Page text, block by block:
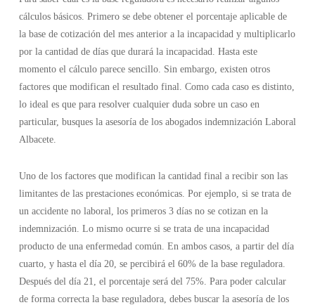
cálculos básicos. Primero se debe obtener el porcentaje aplicable de
la base de cotización del mes anterior a la incapacidad y multiplicarlo
por la cantidad de días que durará la incapacidad. Hasta este
momento el cálculo parece sencillo. Sin embargo, existen otros
factores que modifican el resultado final. Como cada caso es distinto,
lo ideal es que para resolver cualquier duda sobre un caso en
particular, busques la asesoría de los abogados indemnización Laboral
Albacete.
Uno de los factores que modifican la cantidad final a recibir son las
limitantes de las prestaciones económicas. Por ejemplo, si se trata de
un accidente no laboral, los primeros 3 días no se cotizan en la
indemnización. Lo mismo ocurre si se trata de una incapacidad
producto de una enfermedad común. En ambos casos, a partir del día
cuarto, y hasta el día 20, se percibirá el 60% de la base reguladora.
Después del día 21, el porcentaje será del 75%. Para poder calcular
de forma correcta la base reguladora, debes buscar la asesoría de los